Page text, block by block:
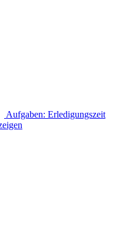
Aufgaben: Erledigungszeit